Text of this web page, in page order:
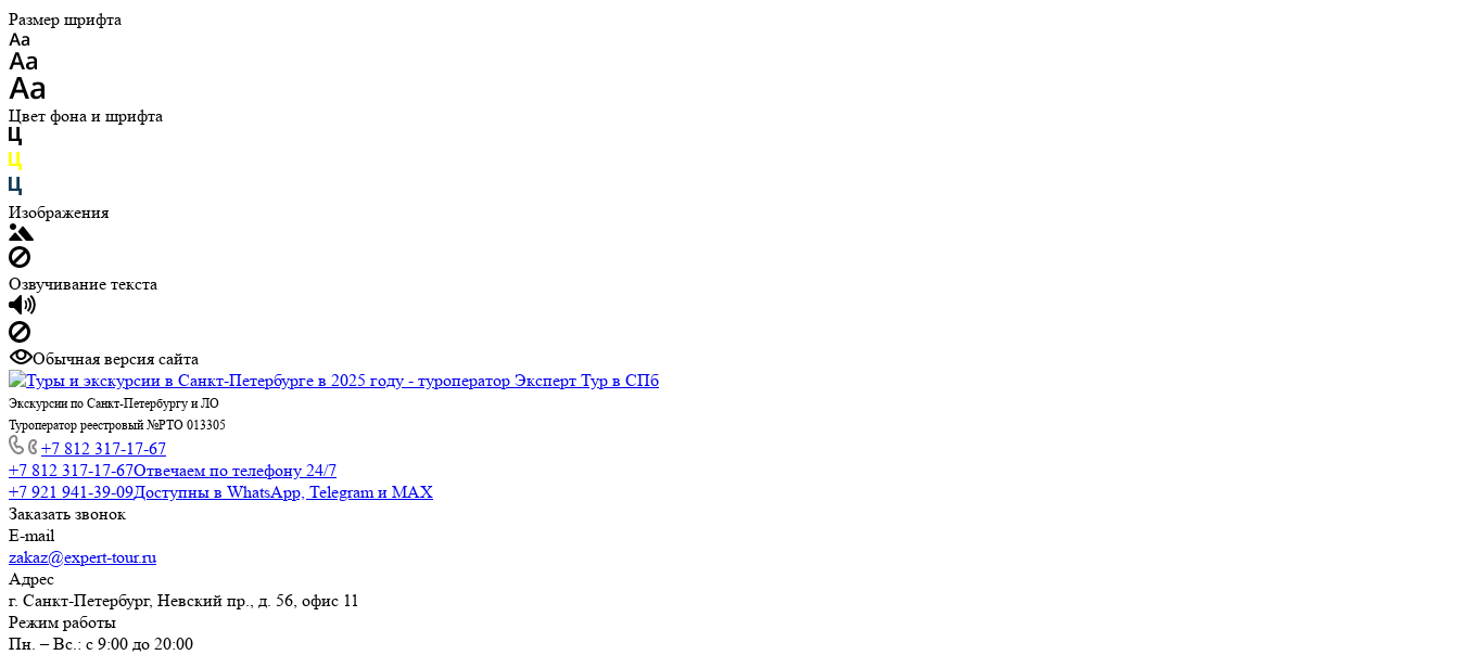
Размер шрифта
Цвет фона и шрифта
Изображения
Озвучивание текста
Обычная версия сайта
Экскурсии по Санкт-Петербургу и ЛО
Туроператор реестровый №РТО 013305
+7 812 317-17-67
+7 812 317-17-67Отвечаем по телефону 24/7
+7 921 941-39-09Доступны в WhatsApp, Telegram и MAX
Заказать звонок
E-mail
zakaz@expert-tour.ru
Адрес
г. Санкт-Петербург, Невский пр., д. 56, офис 11
Режим работы
Пн. – Вс.: с 9:00 до 20:00